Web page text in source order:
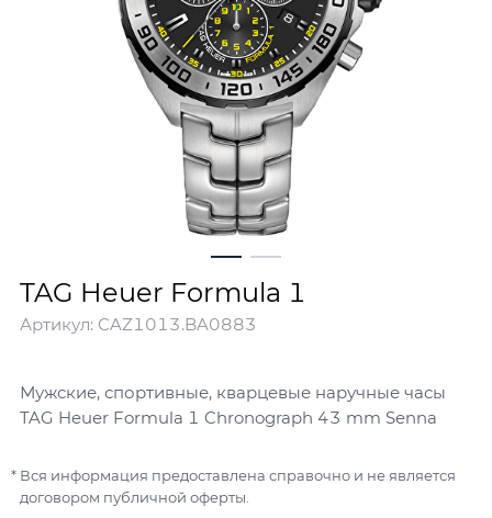
TAG Heuer Formula 1
Артикул: CAZ1013.BA0883
Мужские, спортивные, кварцевые наручные часы
TAG Heuer Formula 1 Chronograph 43 mm Senna
Вся информация предоставлена справочно и не является
договором публичной оферты.